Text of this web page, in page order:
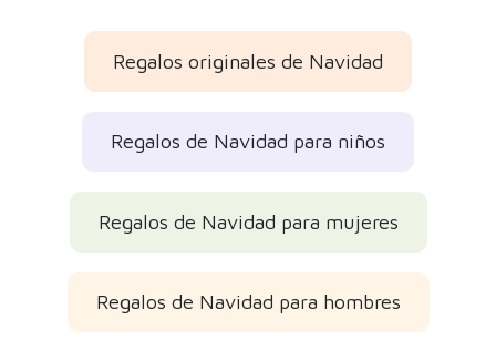
Regalos originales de Navidad
Regalos de Navidad para niños
Regalos de Navidad para mujeres
Regalos de Navidad para hombres